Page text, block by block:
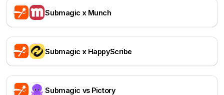
Submagic x Munch
Submagic x HappyScribe
Submagic vs Pictory